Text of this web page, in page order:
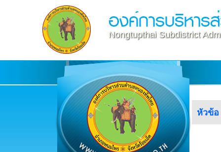
องค์การบริหาร
Nongtupthai Subdistrict
หัวข้